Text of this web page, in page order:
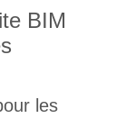
BIM
les